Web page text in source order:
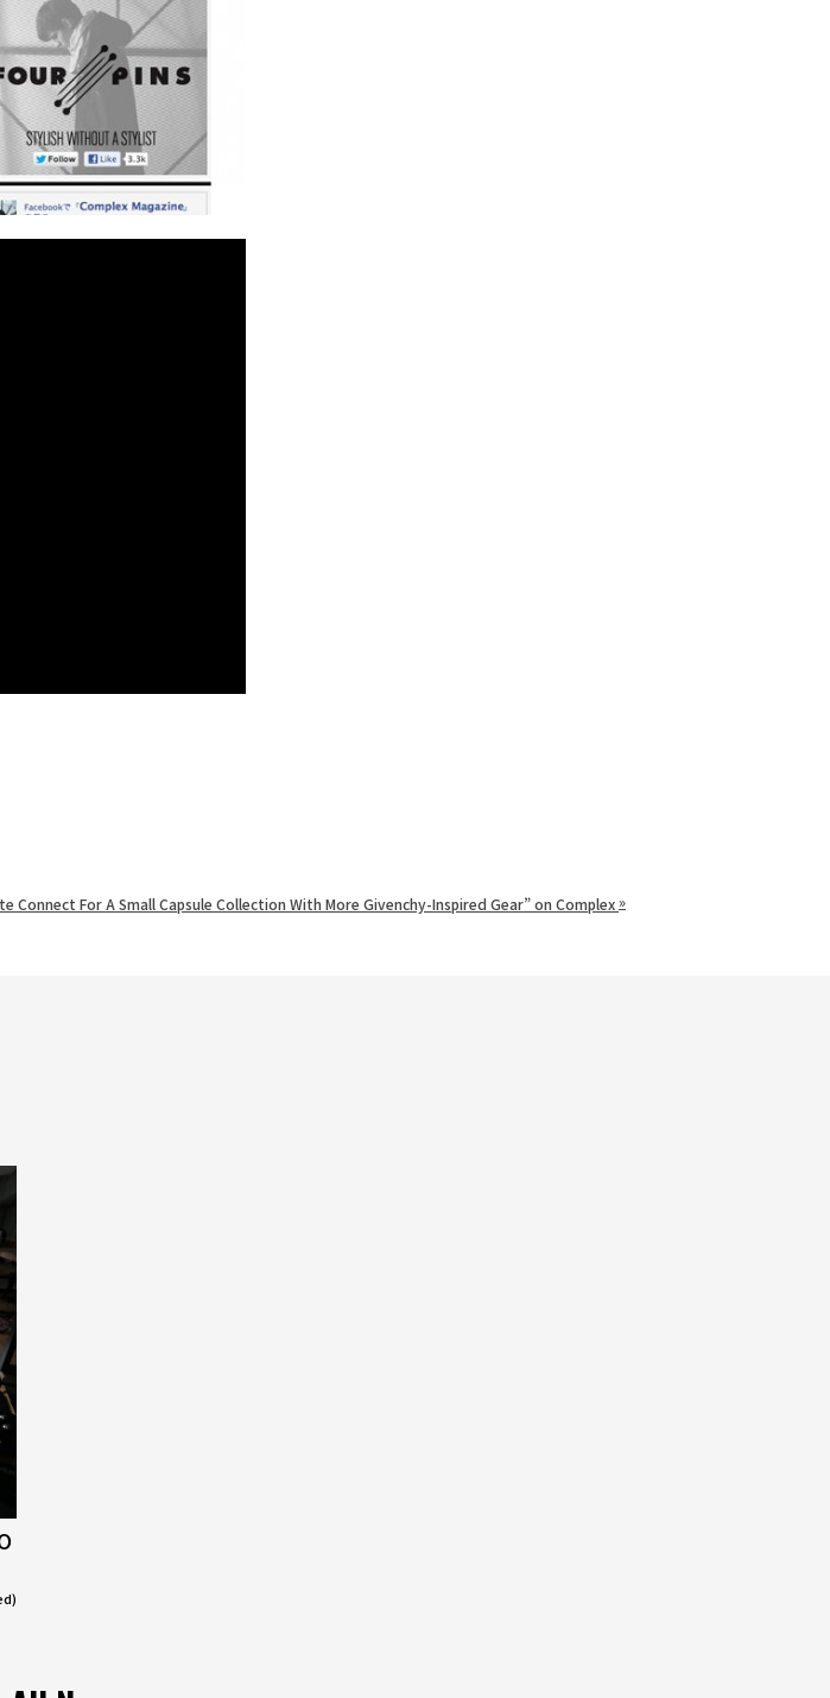
Connect For A Small Capsule Collection With More Givenchy-Inspired Gear” on Complex»